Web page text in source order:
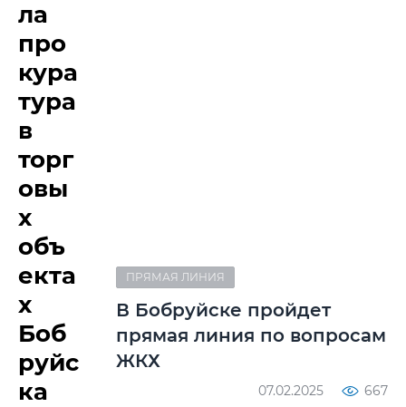
ла
про
кура
тура
в
торг
овы
х
объ
екта
х
Боб
руйс
ка
ПРЯМАЯ ЛИНИЯ
В Бобруйске пройдет
прямая линия по вопросам
ЖКХ
07.02.2025 667